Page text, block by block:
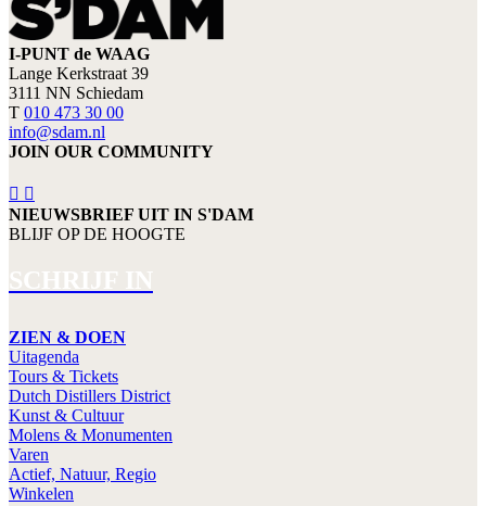
I-PUNT de WAAG
Lange Kerkstraat 39
3111 NN Schiedam
T 010 473 30 00
info@sdam.nl
JOIN OUR COMMUNITY
NIEUWSBRIEF UIT IN S'DAM
BLIJF OP DE HOOGTE
SCHRIJF IN
ZIEN & DOEN
Uitagenda
Tours & Tickets
Dutch Distillers District
Kunst & Cultuur
Molens & Monumenten
Varen
Actief, Natuur, Regio
Winkelen